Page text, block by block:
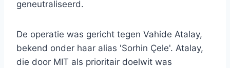
geneutraliseerd.
De operatie was gericht tegen Vahide Atalay,
bekend onder haar alias 'Sorhin Çele'. Atalay,
die door MIT als prioritair doelwit was